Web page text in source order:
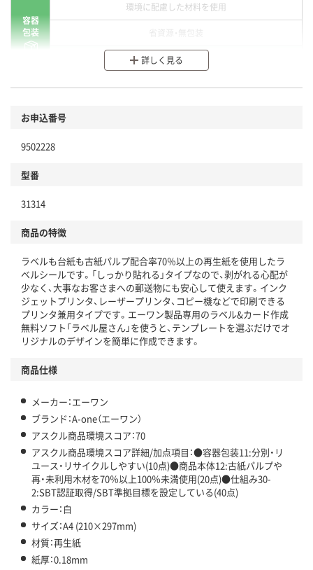
容器
包装
環境に配慮した材料を使用
分別・リサイクルしやすい設計
本体
仕組
この商品の環境配慮ポイントです。下記商品詳細「
アスクル商品環境スコア詳細／加点項目
」で確認できます。
詳しく見る
お申込番号
9502228
型番
31314
商品の特徴
ラベルも台紙も古紙パルプ配合率70％以上の再生紙を使用したラ
ベルシールです。「しっかり貼れる」タイプなので、剥がれる心配が
少なく、大事なお客さまへの郵送物にも安心して使えます。インク
ジェットプリンタ、レーザープリンタ、コピー機などで印刷できる
プリンタ兼用タイプです。エーワン製品専用のラベル&カード作成
無料ソフト「ラベル屋さん」を使うと、テンプレートを選ぶだけでオ
リジナルのデザインを簡単に作成できます。
商品仕様
メーカー：エーワン
ブランド：A-one（エーワン）
アスクル商品環境スコア：70
アスクル商品環境スコア詳細/加点項目：●容器包装11:分別・リ
ユース・リサイクルしやすい(10点)●商品本体12:古紙パルプや
再・未利用木材を70％以上100％未満使用(20点)●仕組み30-
2:SBT認証取得/SBT準拠目標を設定している(40点)
カラー：白
サイズ：A4 (210×297mm)
材質：再生紙
紙厚：0.18mm